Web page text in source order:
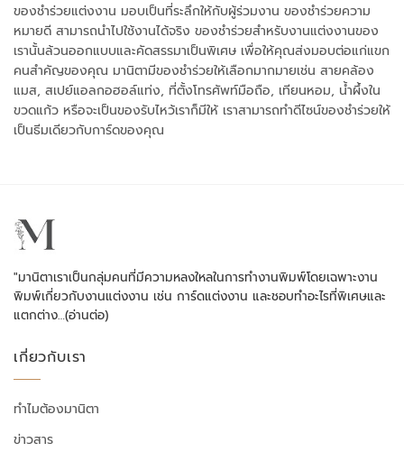
ของชำร่วยแต่งงาน มอบเป็นที่ระลึกให้กับผู้ร่วมงาน ของชำร่วยความ
หมายดี สามารถนำไปใช้งานได้จริง ของชำร่วยสำหรับงานแต่งงานของ
เรานั้นล้วนออกแบบและคัดสรรมาเป็นพิเศษ เพื่อให้คุณส่งมอบต่อแก่แขก
คนสำคัญของคุณ มานิตามีของชำร่วยให้เลือกมากมายเช่น สายคล้อง
แมส, สเปย์แอลกอฮอล์แท่ง, ที่ตั้งโทรศัพท์มือถือ, เทียนหอม, นํ้าผึ้งใน
ขวดแก้ว หรือจะเป็นของรับไหว้เราก็มีให้ เราสามารถทำดีไซน์ของชำร่วยให้
เป็นธีมเดียวกับการ์ดของคุณ
"มานิตาเราเป็นกลุ่มคนที่มีความหลงใหลในการทำงานพิมพ์โดยเฉพาะงาน
พิมพ์เกี่ยวกับงานแต่งงาน เช่น การ์ดแต่งงาน และชอบทำอะไรที่พิเศษและ
แตกต่าง…(อ่านต่อ)
เกี่ยวกับเรา
ทำไมต้องมานิตา
ข่าวสาร